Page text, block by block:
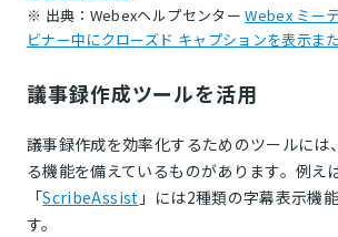
※ 出典：WebexヘルプセンターWebex ミー
ビナー中にクローズド キャプションを表示ま
議事録作成ツールを活用
議事録作成を効率化するためのツールには
る機能を備えているものがあります。例え
「ScribeAssist 」には2種類の字幕表示機
す。